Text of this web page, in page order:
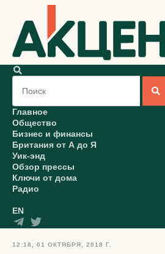
Главное
Общество
Бизнес и финансы
Британия от А до Я
Уик-энд
Обзор прессы
Ключи от дома
Радио
EN
12:18, 01 ОКТЯБРЯ, 2018 Г.